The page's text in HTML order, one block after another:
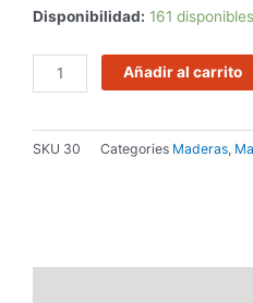
Disponibilidad: 161 disponibles
TABLA
1"x
3"
Añadir al carrito
SKU 30 Categories Maderas,